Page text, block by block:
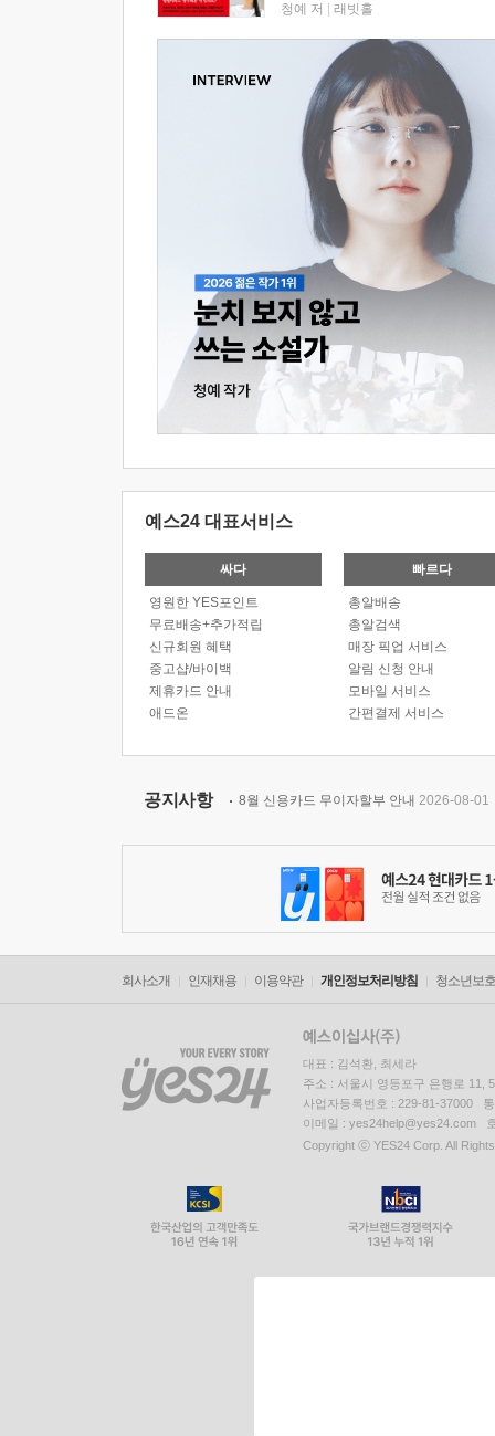
청예 저 래빗홀
예스24 대표서비스
싸다
영원한 YES포인트
무료배송+추가적립
신규회원 혜택
중고샵/바이백
제휴카드 안내
애드온
빠르다
총알배송
총알검색
매장 픽업 서비스
알림 신청 안내
모바일 서비스
간편결제 서비스
공지사항 8월 신용카드 무이자할부 안내 2026-08-01
회사소개 인재채용 이용약관 개인정보처리방침 청소년보
대표 : 김석환, 최세라
주소 : 서울시 영등포구 은행로 11,
사업자등록번호 : 229-81-37000
이메일 : yes24help@yes24.com
Copyright ⓒ YES24 Corp. All